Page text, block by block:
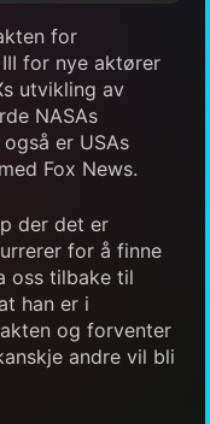
for
for nye aktører
utvikling av
NASAs
er USAs
Fox News.
der det er
for å finne
oss tilbake til
han er i
og forventer
andre vil bli